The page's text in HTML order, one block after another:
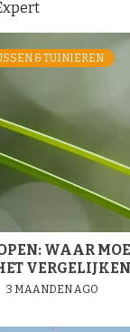
& TUINIEREN
WAAR
3 MAANDEN AGO